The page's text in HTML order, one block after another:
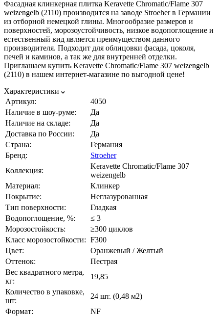
Фасадная клинкерная плитка Keravette Chromatic/Flame 307
weizengelb (2110) производится на заводе Stroeher в Германии
из отборной немецкой глины. Многообразие размеров и
поверхностей, морозоустойчивость, низкое водопоглощение и
естественный вид является преимуществом данного
производителя. Подходит для облицовки фасада, цоколя,
печей и каминов, а так же для внутренней отделки.
Приглашаем купить Keravette Chromatic/Flame 307 weizengelb
(2110) в нашем интернет-магазине по выгодной цене!
Характеристики
Артикул:
4050
Наличие в шоу-руме:
Да
Наличие на складе:
Да
Доставка по России:
Да
Страна:
Германия
Бренд:
Stroeher
Коллекция:
Keravette Chromatic/Flame 307
weizengelb
Материал:
Клинкер
Покрытие:
Неглазурованная
Тип поверхности:
Гладкая
Водопоглощение, %:
≤ 3
Морозостойкость:
≥300 циклов
Класс морозостойкости: F300
Цвет:
Оранжевый / Желтый
Оттенок:
Пестрая
Вес квадратного метра,
кг:
19,85
Количество в упаковке,
шт:
24 шт. (0,48 м2)
Формат:
NF